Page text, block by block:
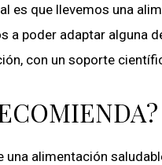
es que llevemos una
a poder adaptar alguna
con un soporte
una alimentación